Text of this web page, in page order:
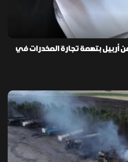
أربيل بتهمة تجارة المخدرات في